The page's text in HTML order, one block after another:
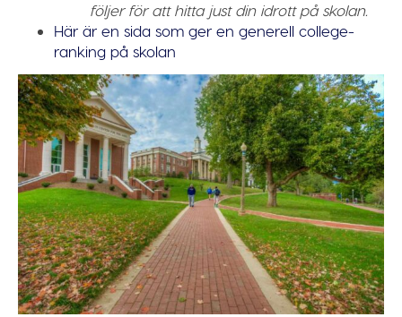
följer för att hitta just din idrott på skolan.
Här är en sida som ger en generell college-
ranking på skolan